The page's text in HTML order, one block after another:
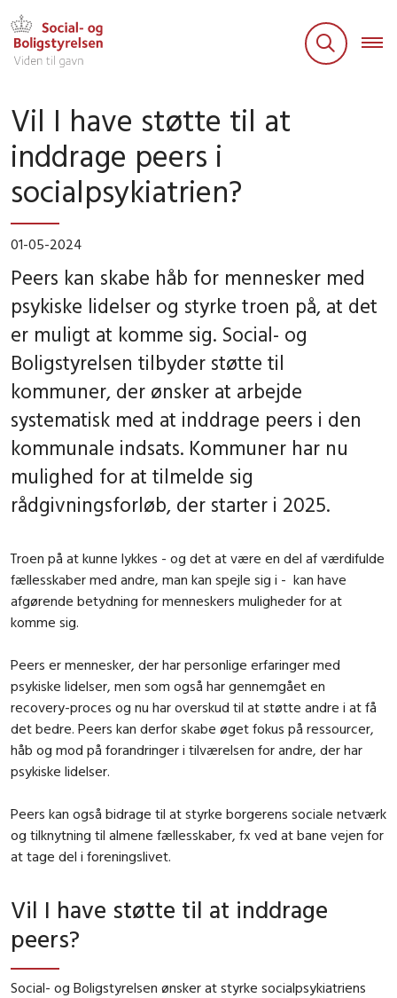
Vil I have støtte til at
inddrage peers i
socialpsykiatrien?
01-05-2024
Peers kan skabe håb for mennesker med
psykiske lidelser og styrke troen på, at det
er muligt at komme sig. Social- og
Boligstyrelsen tilbyder støtte til
kommuner, der ønsker at arbejde
systematisk med at inddrage peers i den
kommunale indsats. Kommuner har nu
mulighed for at tilmelde sig
rådgivningsforløb, der starter i 2025.
Troen på at kunne lykkes - og det at være en del af værdifulde
fællesskaber med andre, man kan spejle sig i - kan have
afgørende betydning for menneskers muligheder for at
komme sig.
Peers er mennesker, der har personlige erfaringer med
psykiske lidelser, men som også har gennemgået en
recovery-proces og nu har overskud til at støtte andre i at få
det bedre. Peers kan derfor skabe øget fokus på ressourcer,
håb og mod på forandringer i tilværelsen for andre, der har
psykiske lidelser.
Peers kan også bidrage til at styrke borgerens sociale netværk
og tilknytning til almene fællesskaber, fx ved at bane vejen for
at tage del i foreningslivet.
Vil I have støtte til at inddrage
peers?
Social- og Boligstyrelsen ønsker at styrke socialpsykiatriens